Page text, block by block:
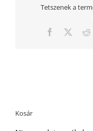
Tetszenek a
Facebook
Twitter
Kosár